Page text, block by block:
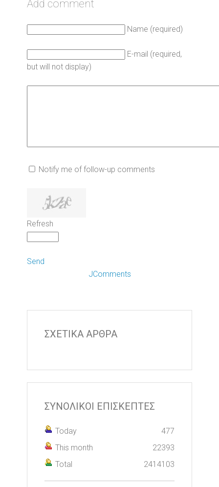
Add comment
Name (required)
E-mail (required,
but will not display)
Notify me of follow-up comments
Refresh
Send
JComments
ΣΧΕΤΙΚΑ ΑΡΘΡΑ
ΣΥΝΟΛΙΚΟΙ ΕΠΙΣΚΕΠΤΕΣ
Today
477
This month
22393
Total
2414103